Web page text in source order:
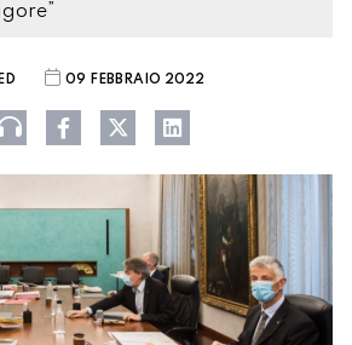
09 FEBBRAIO 2022